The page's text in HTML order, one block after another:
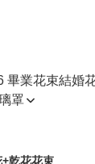
畢業花束結婚
罩
乾花花束